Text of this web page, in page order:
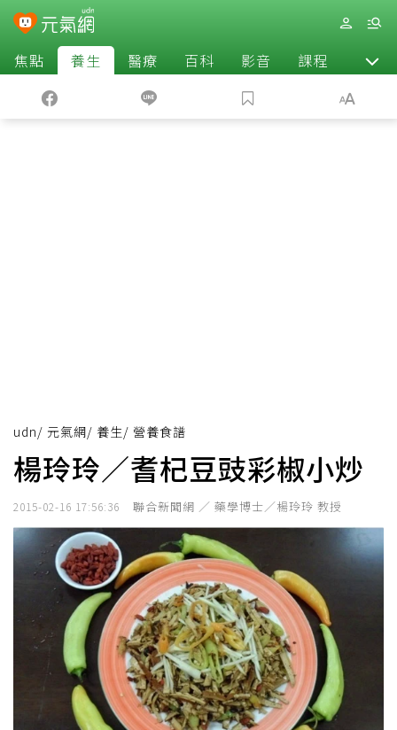
焦點 養生 醫療 百科 影音 課程 退休
udn/ 元氣網/ 養生/ 營養食譜
楊玲玲／耆杞豆豉彩椒小炒
2015-02-16 17:56:36 聯合新聞網 ／ 藥學博士／楊玲玲 教授